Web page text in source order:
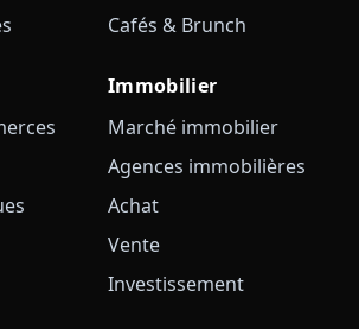
Cafés & Brunch
Immobilier
Marché immobilier
Agences immobilières
Achat
Vente
Investissement